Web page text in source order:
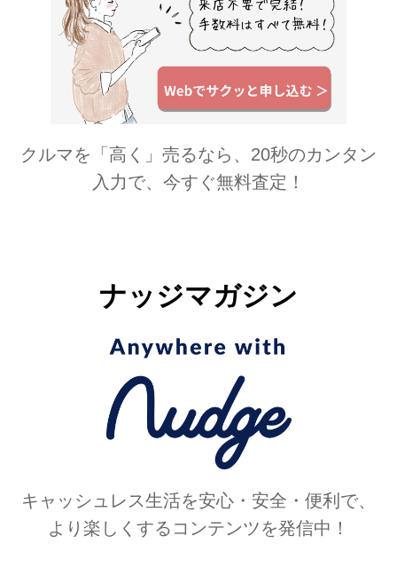
クルマを「高く」売るなら、20秒のカンタン
入力で、今すぐ無料査定！
ナッジマガジン
キャッシュレス生活を安心・安全・便利で、
より楽しくするコンテンツを発信中！